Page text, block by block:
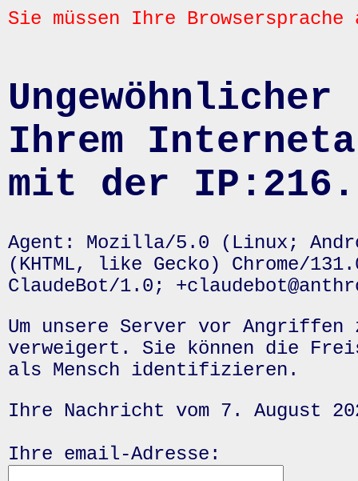
Sie müssen Ihre
Ihrem
mit der
Agent: Mozilla/5.0 (Linux;
(KHTML, like Gecko) Chrome/
ClaudeBot/1.0;
Um unsere Server vor
verweigert. Sie können die
als Mensch identifizieren.
Ihre Nachricht vom 7. August
Ihre email-Adresse: